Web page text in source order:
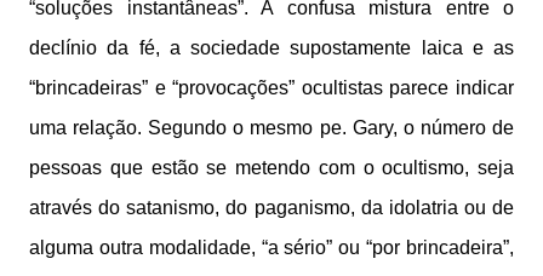
“soluções instantâneas”. A confusa mistura entre o
declínio da fé, a sociedade supostamente laica e as
“brincadeiras” e “provocações” ocultistas parece indicar
uma relação. Segundo o mesmo pe. Gary, o número de
pessoas que estão se metendo com o ocultismo, seja
através do satanismo, do paganismo, da idolatria ou de
alguma outra modalidade, “a sério” ou “por brincadeira”,